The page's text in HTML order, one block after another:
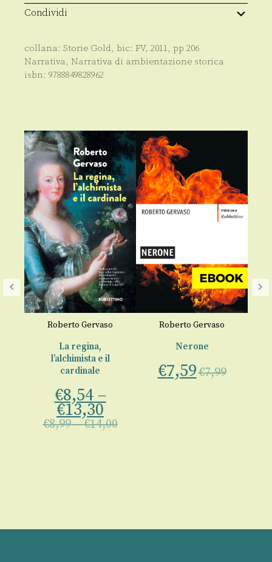
Condividi
collana: Storie Gold, bic: FV, 2011, pp 206
Narrativa, Narrativa di ambientazione storica
isbn: 9788849828962
Roberto Gervaso
La regina,
l’alchimista e il
cardinale
€8,54–
€13,30
€8,99–€14,00
Roberto Gervaso
Nerone
€7,59€7,99